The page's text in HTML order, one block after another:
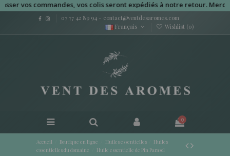
vos commandes, vos colis seront expédiés à notre retour. Merci
07 77 42 89 94 - contact@ventdesaromes.com
Français
Wishlist (0)
0
Accueil Boutique en ligne Huiles essentielles
Huiles
essentielles du domaine
Huile essentielle de Pin Parasol